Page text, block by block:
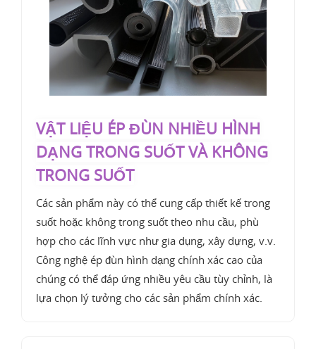
VẬT LIỆU ÉP ĐÙN NHIỀU HÌNH
DẠNG TRONG SUỐT VÀ KHÔNG
TRONG SUỐT
Các sản phẩm này có thể cung cấp thiết kế trong
suốt hoặc không trong suốt theo nhu cầu, phù
hợp cho các lĩnh vực như gia dụng, xây dựng, v.v.
Công nghệ ép đùn hình dạng chính xác cao của
chúng có thể đáp ứng nhiều yêu cầu tùy chỉnh, là
lựa chọn lý tưởng cho các sản phẩm chính xác.